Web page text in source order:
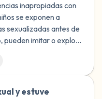
inapropiadas con
se exponen a
sexualizadas antes de
pueden imitar o explo...
y estuve